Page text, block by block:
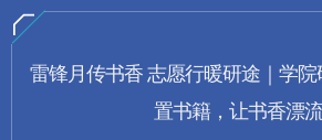
雷锋月传书香 志愿行暖研途｜学
置书籍，让书香漂流
速读摘要